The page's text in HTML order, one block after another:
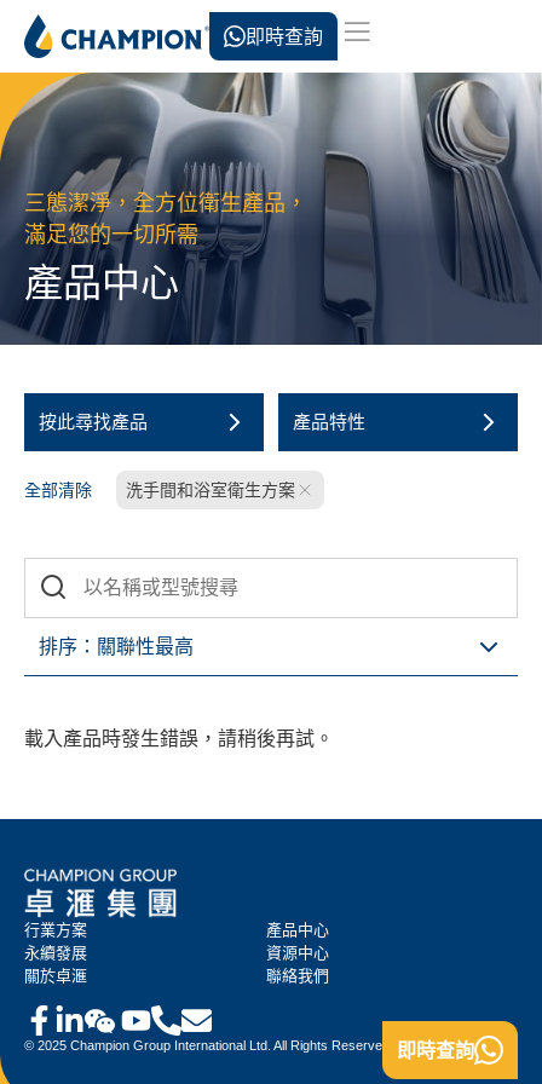
即時查詢
三態潔淨，全方位衛生產品，
滿足您的一切所需
產品中心
按此尋找產品 產品特性
全部清除 洗手間和浴室衛生方案
排序： 關聯性最高
載入產品時發生錯誤，請稍後再試。
行業方案
產品中心
永續發展
資源中心
關於卓滙
聯絡我們
© 2025 Champion Group International Ltd. All Rights Reserved. 即時查詢